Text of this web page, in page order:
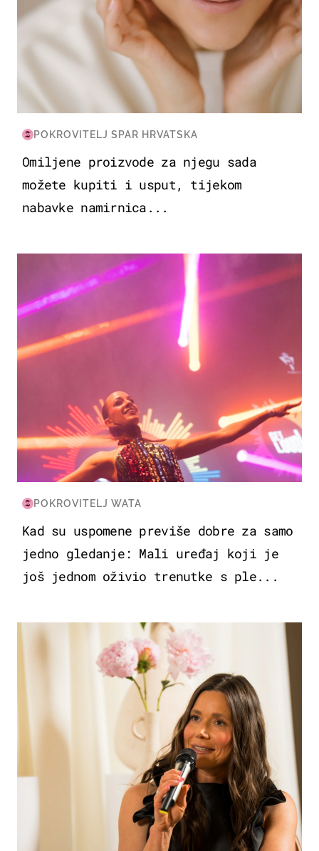
POKROVITELJ SPAR HRVATSKA
Omiljene proizvode za njegu sada
možete kupiti i usput, tijekom
nabavke namirnica...
KULTURA & ZABAVA
POKROVITELJ WATA
Kad su uspomene previše dobre za samo
jedno gledanje: Mali uređaj koji je
još jednom oživio trenutke s ple...
MODA & LJEPOTA